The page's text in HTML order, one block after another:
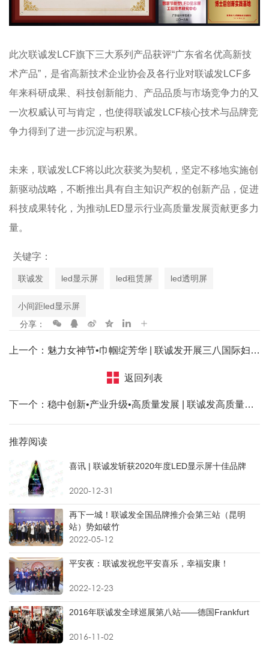
此次联诚发LCF旗下三大系列产品获评“广东省名优高新技
术产品”，是省高新技术企业协会及各行业对联诚发LCF多
年来科研成果、科技创新能力、产品品质与市场竞争力的又
一次权威认可与肯定，也使得联诚发LCF核心技术与品牌竞
争力得到了进一步沉淀与积累。
未来，联诚发LCF将以此次获奖为契机，坚定不移地实施创
新驱动战略，不断推出具有自主知识产权的创新产品，促进
科技成果转化，为推动LED显示行业高质量发展贡献更多力
量。
关键字：
联诚发 led显示屏 led租赁屏 led透明屏
小间距led显示屏
分享：
上一个：魅力女神节•巾帼绽芳华 | 联诚发开展三八国际妇女节慰问活动
返回列表
下一个：稳中创新•产业升级•高质量发展 | 联诚发高质量发展工作推进会议召开
推荐阅读
喜讯 | 联诚发斩获2020年度LED显示屏十佳品牌
2020-12-31
再下一城！联诚发全国品牌推介会第三站（昆明
站）势如破竹
2022-05-12
平安夜：联诚发祝您平安喜乐，幸福安康！
2022-12-23
2016年联诚发全球巡展第八站——德国Frankfurt
2016-11-02